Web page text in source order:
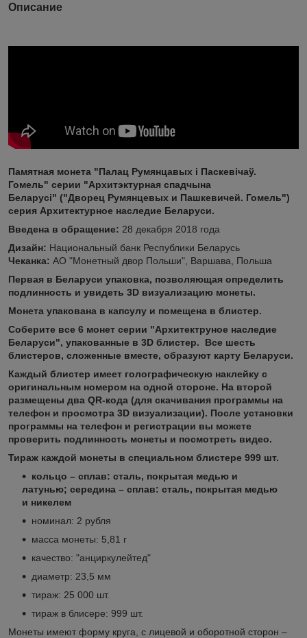
Описание
Памятная монета "Палац Румянцавых і Паскевічаў.
Гомель" серии "Архитэктурная спадчына
Беларусі" ("Дворец Румянцевых и Пашкевичей. Гомель")
серия Архитектурное наследие Беларуси.
Введена в обращение: 28 декабря 2018 года
Дизайн: Национальный банк Республики Беларусь
Чеканка: АО "Монетный двор Польши", Варшава, Польша
Первая в Беларуси упаковка, позволяющая определить
подлинность и увидеть 3D визуализацию монеты.
Монета упакована в капсулу и помещена в блистер.
Соберите все 6 монет серии "Архитектруное наследие
Беларуси", упакованные в 3D блистер. Все шесть
блистеров, сложенные вместе, образуют карту Беларуси.
Каждый блистер имеет голографическую наклейку с
оригинальным номером на одной стороне. На второй
размещены два QR-кода (для скачивания программы на
телефон и просмотра 3D визуализации). После установки
программы на телефон и регистрации вы можете
проверить подлинность монеты и посмотреть видео.
Тираж каждой монеты в специальном блистере 999 шт.
кольцо – сплав: сталь, покрытая медью и
латунью; середина – сплав: сталь, покрытая медью
и никелем
номинал: 2 рубля
масса монеты: 5,81 г
качество: "анциркулейтед"
диаметр: 23,5 мм
тираж: 25 000 шт.
тираж в блисере: 999 шт.
Монеты имеют форму круга, с лицевой и оборотной сторон –